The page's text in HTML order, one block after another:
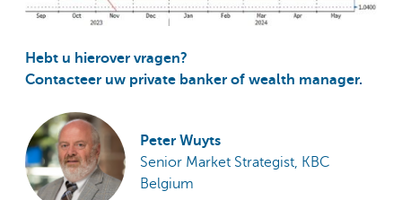
Hebt u hierover vragen?
Contacteer uw private banker of wealth manager.
Peter Wuyts
Senior Market Strategist, KBC
Belgium